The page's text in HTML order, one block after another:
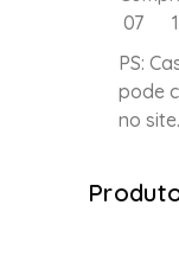
07
PS:
pode
no site.